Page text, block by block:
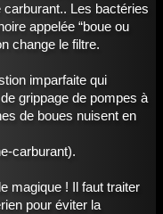
Les bactéries
appelée “boue ou
change le filtre.
imparfaite qui
grippage de pompes à
de boues nuisent en
carburant).
magique ! Il faut traiter
pour éviter la